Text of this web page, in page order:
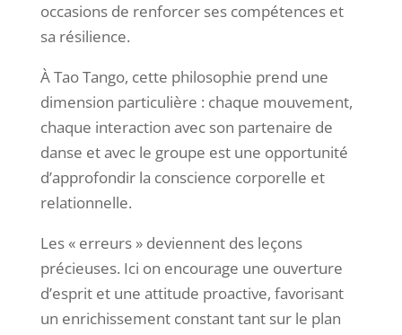
occasions de renforcer ses compétences et
sa résilience.
À Tao Tango, cette philosophie prend une
dimension particulière : chaque mouvement,
chaque interaction avec son partenaire de
danse et avec le groupe est une opportunité
d’approfondir la conscience corporelle et
relationnelle.
Les « erreurs » deviennent des leçons
précieuses. Ici on encourage une ouverture
d’esprit et une attitude proactive, favorisant
un enrichissement constant tant sur le plan